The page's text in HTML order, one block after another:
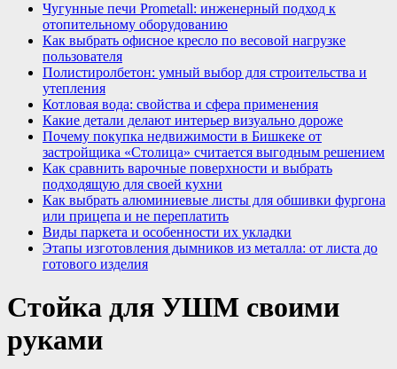
Чугунные печи Prometall: инженерный подход к
отопительному оборудованию
Как выбрать офисное кресло по весовой нагрузке
пользователя
Полистиролбетон: умный выбор для строительства и
утепления
Котловая вода: свойства и сфера применения
Какие детали делают интерьер визуально дороже
Почему покупка недвижимости в Бишкеке от
застройщика «Столица» считается выгодным решением
Как сравнить варочные поверхности и выбрать
подходящую для своей кухни
Как выбрать алюминиевые листы для обшивки фургона
или прицепа и не переплатить
Виды паркета и особенности их укладки
Этапы изготовления дымников из металла: от листа до
готового изделия
Стойка для УШМ своими
руками